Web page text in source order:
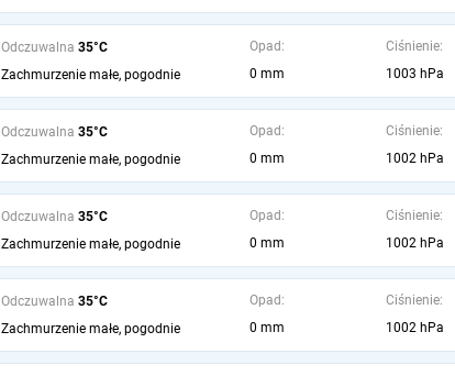
Odczuwalna 35°C
Zachmurzenie małe, pogodnie
Opad:
0 mm
Ciśnienie:
1003 hPa
Odczuwalna 35°C
Zachmurzenie małe, pogodnie
Opad:
0 mm
Ciśnienie:
1002 hPa
Odczuwalna 35°C
Zachmurzenie małe, pogodnie
Opad:
0 mm
Ciśnienie:
1002 hPa
Odczuwalna 35°C
Zachmurzenie małe, pogodnie
Opad:
0 mm
Ciśnienie:
1002 hPa